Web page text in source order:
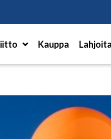
Kauppa Lahjoita